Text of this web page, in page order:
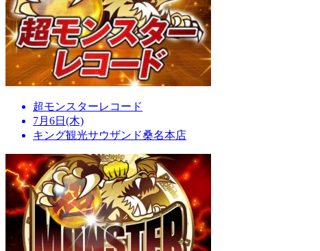
超モンスターレコード
7月6日(木)
キング観光サウザンド桑名本店